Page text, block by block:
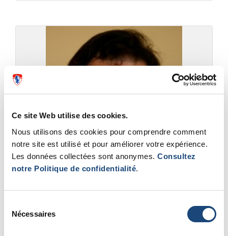
Ce site Web utilise des cookies.
Nous utilisons des cookies pour comprendre comment
notre site est utilisé et pour améliorer votre expérience.
Les données collectées sont anonymes. Consultez
notre Politique de confidentialité.
Nécessaires